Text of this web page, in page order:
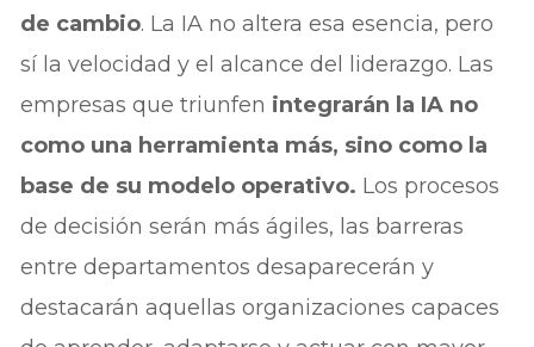
de cambio. La IA no altera esa esencia, pero
sí la velocidad y el alcance del liderazgo. Las
empresas que triunfen integrarán la IA no
como una herramienta más, sino como la
base de su modelo operativo. Los procesos
de decisión serán más ágiles, las barreras
entre departamentos desaparecerán y
destacarán aquellas organizaciones capaces